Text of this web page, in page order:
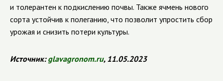
и толерантен к подкислению почвы. Также ячмень нового
сорта устойчив к полеганию, что позволит упростить сбор
урожая и снизить потери культуры.
Источник: glavagronom.ru, 11.05.2023